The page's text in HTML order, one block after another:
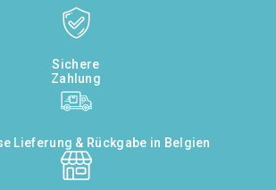
Sichere
Zahlung
Lieferung & Rückgabe in Belgien